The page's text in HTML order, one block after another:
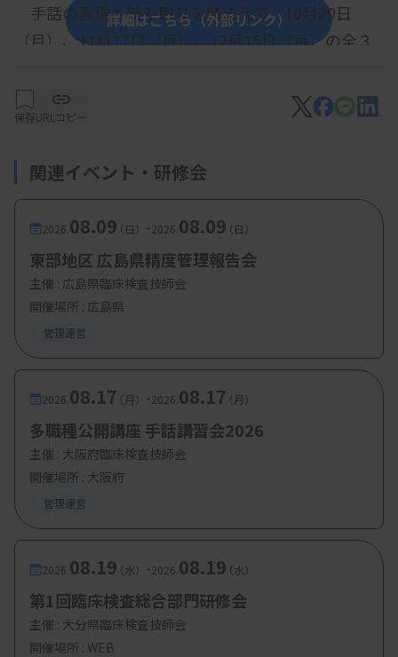
手話の表現と読み取りを踏まえて、10月20日
（月）、11月17日（月）、12月15日（月）の全３
・参加費：会員・非会員一律 1,500円（全3回
分）
・定 員：20名
詳細はこちら（外部リンク）
保存URLコピー
関連イベント・研修会
2026. 08.09（日） -2026. 08.09（日）
東部地区 広島県精度管理報告会
主催 : 広島県臨床検査技師会
開催場所 : 広島県
管理運営
2026. 08.17（月） -2026. 08.17（月）
多職種公開講座 手話講習会2026
主催 : 大阪府臨床検査技師会
開催場所 : 大阪府
管理運営
2026. 08.19（水） -2026. 08.19（水）
第1回臨床検査総合部門研修会
主催 : 大分県臨床検査技師会
開催場所 : WEB